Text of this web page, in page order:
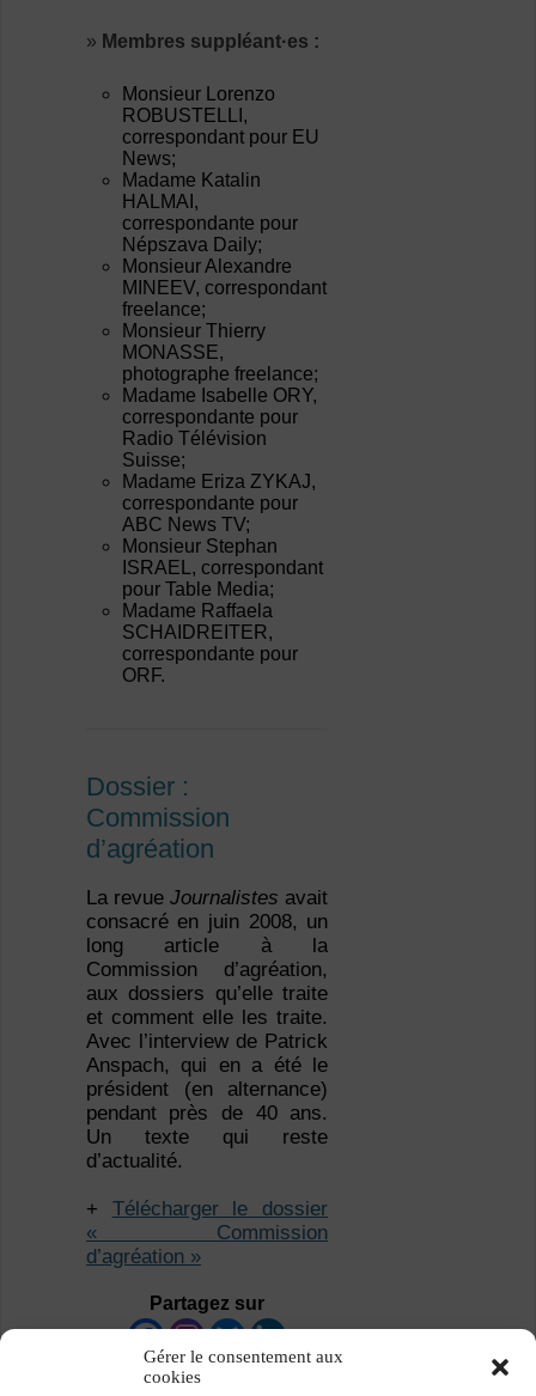
Gérer le consentement aux
cookies
» Membres suppléant·es :
Monsieur Lorenzo
ROBUSTELLI,
correspondant pour EU
News;
Madame Katalin
HALMAI,
correspondante pour
Népszava Daily;
Monsieur Alexandre
MINEEV, correspondant
freelance;
Monsieur Thierry
MONASSE,
photographe freelance;
Madame Isabelle ORY,
correspondante pour
Radio Télévision
Suisse;
Madame Eriza ZYKAJ,
correspondante pour
ABC News TV;
Monsieur Stephan
ISRAEL, correspondant
pour Table Media;
Madame Raffaela
SCHAIDREITER,
correspondante pour
ORF.
Dossier :
Commission
d’agréation
La revueJournalistes avait
consacré en juin 2008, un
long article à la
Commission d’agréation,
aux dossiers qu’elle traite
et comment elle les traite.
Avec l’interview de Patrick
Anspach, qui en a été le
président (en alternance)
pendant près de 40 ans.
Un texte qui reste
d’actualité.
+ Télécharger le dossier
« Commission
d’agréation »
Partagez sur